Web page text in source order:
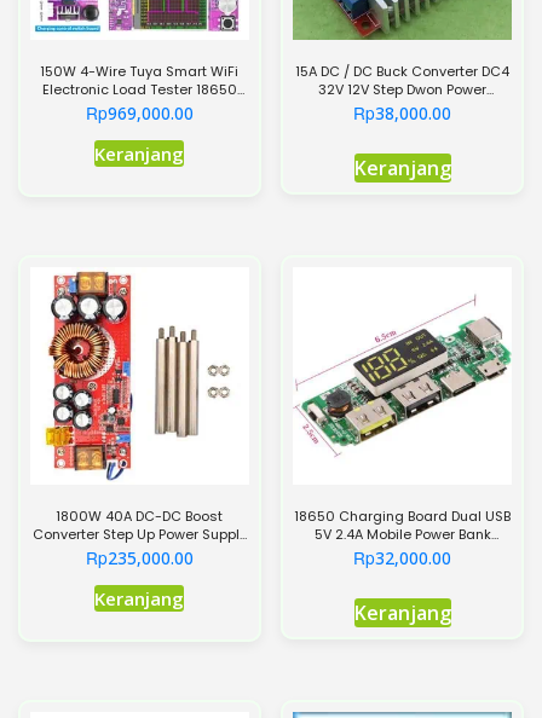
150W 4-Wire Tuya Smart WiFi
Electronic Load Tester 18650
Battery Voltage Current
Capacity Charging
discharging Monitor Tools
Rp969,000.00
KeranjangProduk
dapat
diambil
halaman
15A DC / DC Buck Converter DC4
32V 12V Step Dwon Power
Regulator
Rp38,000.00
Keranjang
1800W 40A DC-DC Boost
Converter Step Up Power Supply
Module 10-60V to 12-90V
Adjustable Voltage Charger
Rp235,000.00
Keranjang
18650 Charging Board Dual USB
5V 2.4A Mobile Power Bank
Module 186 50 Lithium Battery
Charger Board Circuit
Rp32,000.00
Keranjang